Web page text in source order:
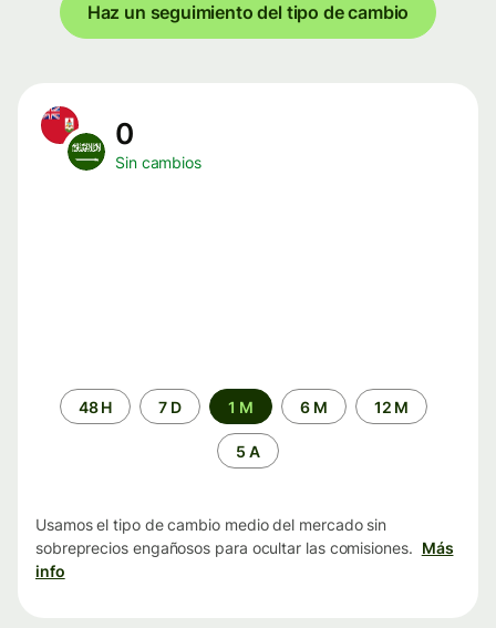
Haz un seguimiento del tipo de cambio
0
Sin cambios
Periodo48 H 7 D 1 M 6 M 12 M
5 A
Usamos el tipo de cambio medio del mercado sin
sobreprecios engañosos para ocultar las comisiones. Más
info